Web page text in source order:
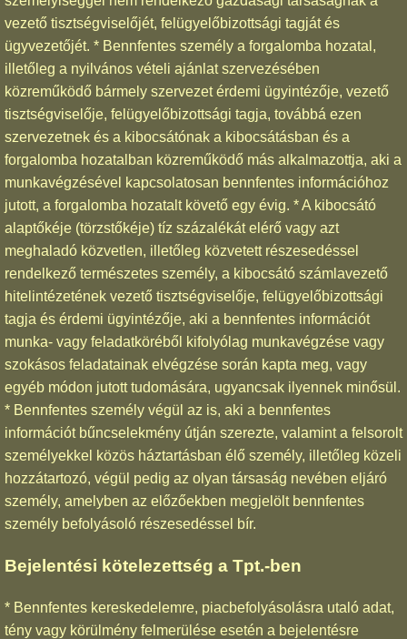
vezető tisztségviselőjét, felügyelőbizottsági tagját és
ügyvezetőjét. * Bennfentes személy a forgalomba hozatal,
illetőleg a nyilvános vételi ajánlat szervezésében
közreműködő bármely szervezet érdemi ügyintézője, vezető
tisztségviselője, felügyelőbizottsági tagja, továbbá ezen
szervezetnek és a kibocsátónak a kibocsátásban és a
forgalomba hozatalban közreműködő más alkalmazottja, aki a
munkavégzésével kapcsolatosan bennfentes információhoz
jutott, a forgalomba hozatalt követő egy évig. * A kibocsátó
alaptőkéje (törzstőkéje) tíz százalékát elérő vagy azt
meghaladó közvetlen, illetőleg közvetett részesedéssel
rendelkező természetes személy, a kibocsátó számlavezető
hitelintézetének vezető tisztségviselője, felügyelőbizottsági
tagja és érdemi ügyintézője, aki a bennfentes információt
munka- vagy feladatköréből kifolyólag munkavégzése vagy
szokásos feladatainak elvégzése során kapta meg, vagy
egyéb módon jutott tudomására, ugyancsak ilyennek minősül.
* Bennfentes személy végül az is, aki a bennfentes
információt bűncselekmény útján szerezte, valamint a felsorolt
személyekkel közös háztartásban élő személy, illetőleg közeli
hozzátartozó, végül pedig az olyan társaság nevében eljáró
személy, amelyben az előzőekben megjelölt bennfentes
személy befolyásoló részesedéssel bír.
Bejelentési kötelezettség a Tpt.-ben
* Bennfentes kereskedelemre, piacbefolyásolásra utaló adat,
tény vagy körülmény felmerülése esetén a bejelentésre